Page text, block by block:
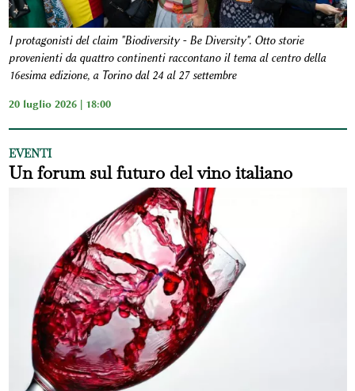
I protagonisti del claim "Biodiversity - Be Diversity". Otto storie
provenienti da quattro continenti raccontano il tema al centro della
16esima edizione, a Torino dal 24 al 27 settembre
20 luglio 2026 | 18:00
EVENTI
Un forum sul futuro del vino italiano